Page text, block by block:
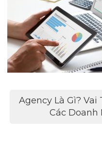
Điều
hướng
Agency Là Gì? Vai
Các Doanh